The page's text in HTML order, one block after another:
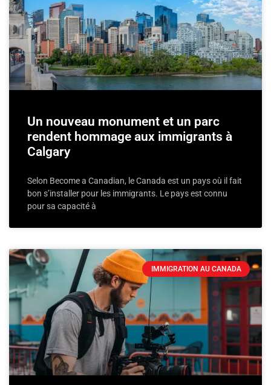
Un nouveau monument et un parc
rendent hommage aux immigrants à
Calgary
Selon Become a Canadian, le Canada est un pays où il fait
bon s’installer pour les immigrants. Le pays est connu
pour sa capacité à
IMMIGRATION AU CANADA